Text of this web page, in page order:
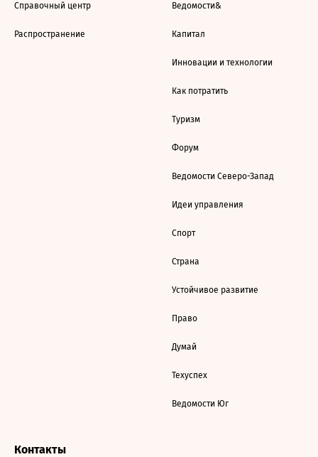
Справочный центр
Распространение
Ведомости&
Капитал
Инновации и технологии
Как потратить
Туризм
Форум
Ведомости Северо-Запад
Идеи управления
Спорт
Страна
Устойчивое развитие
Право
Думай
Техуспех
Ведомости Юг
Контакты